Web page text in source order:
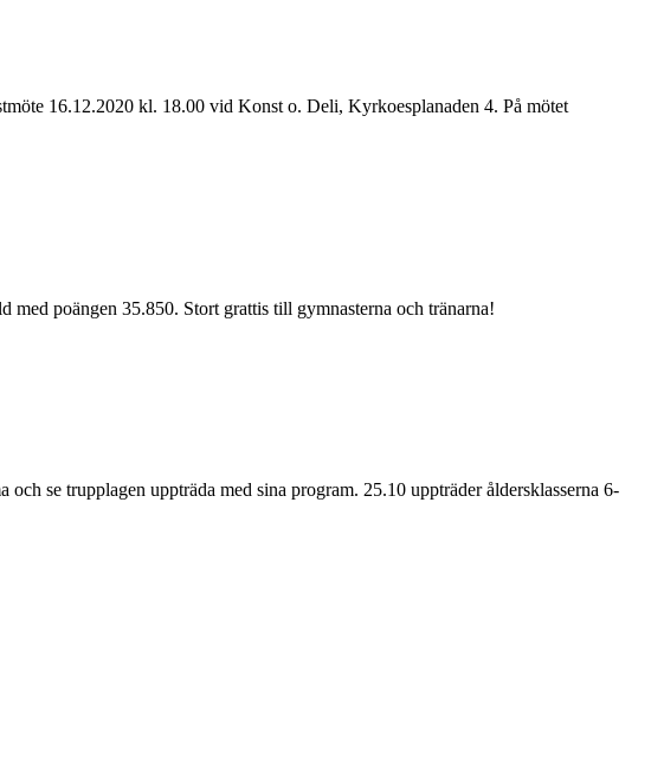
16.12.2020 kl. 18.00 vid Konst o. Deli, Kyrkoesplanaden 4. På mötet
poängen 35.850. Stort grattis till gymnasterna och tränarna!
se trupplagen uppträda med sina program. 25.10 uppträder åldersklasserna 6-